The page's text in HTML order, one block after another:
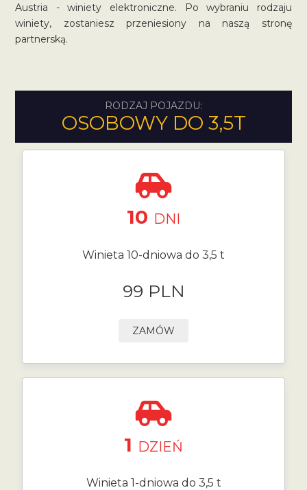
Austria - winiety elektroniczne. Po wybraniu rodzaju
winiety, zostaniesz przeniesiony na naszą stronę
partnerską.
RODZAJ POJAZDU:
OSOBOWY DO 3,5T
10 DNI
Winieta 10-dniowa do 3,5 t
99 PLN
ZAMÓW
1 DZIEŃ
Winieta 1-dniowa do 3,5 t